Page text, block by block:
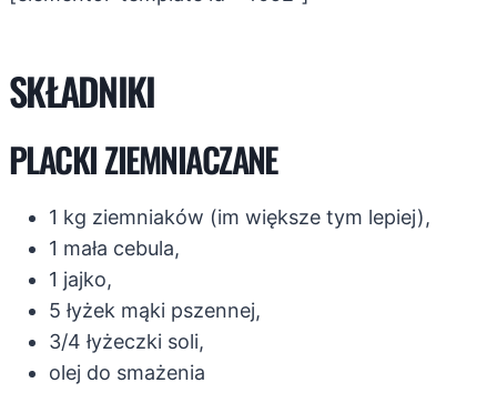
SKŁADNIKI
PLACKI ZIEMNIACZANE
1 kg ziemniaków (im większe tym lepiej),
1 mała cebula,
1 jajko,
5 łyżek mąki pszennej,
3/4 łyżeczki soli,
olej do smażenia